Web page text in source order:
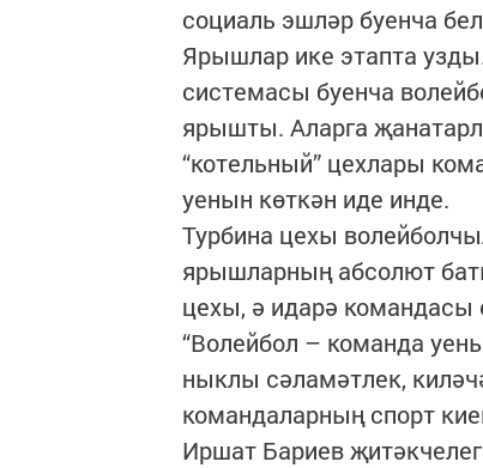
социаль эшләр буенча
Ярышлар ике этапта
системасы буенча
ярышты. Аларга
“котельный” цехлары
уенын көткән иде инде.
Турбина цехы
ярышларның абсолют
цехы, ә идарә
“Волейбол – команда
ныклы сәламәтлек,
командаларның спорт
Иршат Бариев